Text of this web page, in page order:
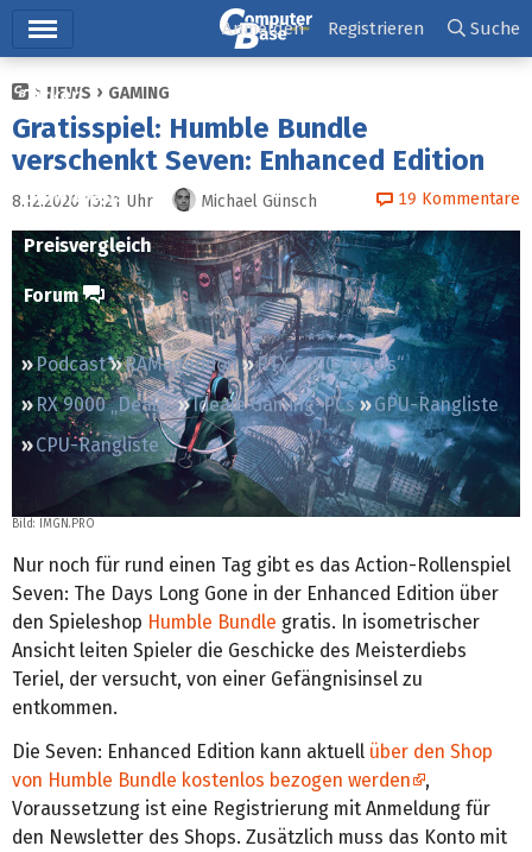
Ticker
Tests
Downloads
Preisvergleich
Forum
Podcast RAMageddon
RTX 5000 „Deals“
RX 9000 „Deals“
Ideale Gaming-PCs
GPU-Rangliste
CPU-Rangliste
Anmelden Registrieren Suche
NEWS GAMING
Gratisspiel: Humble Bundle
verschenkt Seven: Enhanced Edition
8.12.2020 15:21 Uhr Michael Günsch 19 Kommentare
Bild: IMGN.PRO
Nur noch für rund einen Tag gibt es das Action-Rollenspiel
Seven: The Days Long Gone in der Enhanced Edition über
den Spieleshop Humble Bundle gratis. In isometrischer
Ansicht leiten Spieler die Geschicke des Meisterdiebs
Teriel, der versucht, von einer Gefängnisinsel zu
entkommen.
Die Seven: Enhanced Edition kann aktuell über den Shop
von Humble Bundle kostenlos bezogen werden
,
Voraussetzung ist eine Registrierung mit Anmeldung für
den Newsletter des Shops. Zusätzlich muss das Konto mit